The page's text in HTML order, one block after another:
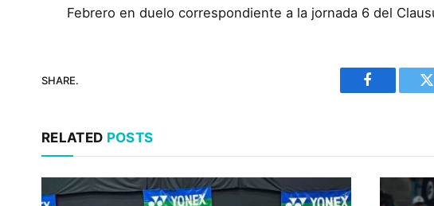
Febrero en duelo correspondiente a la jornada 6 del
SHARE.
Facebook
RELATED POSTS